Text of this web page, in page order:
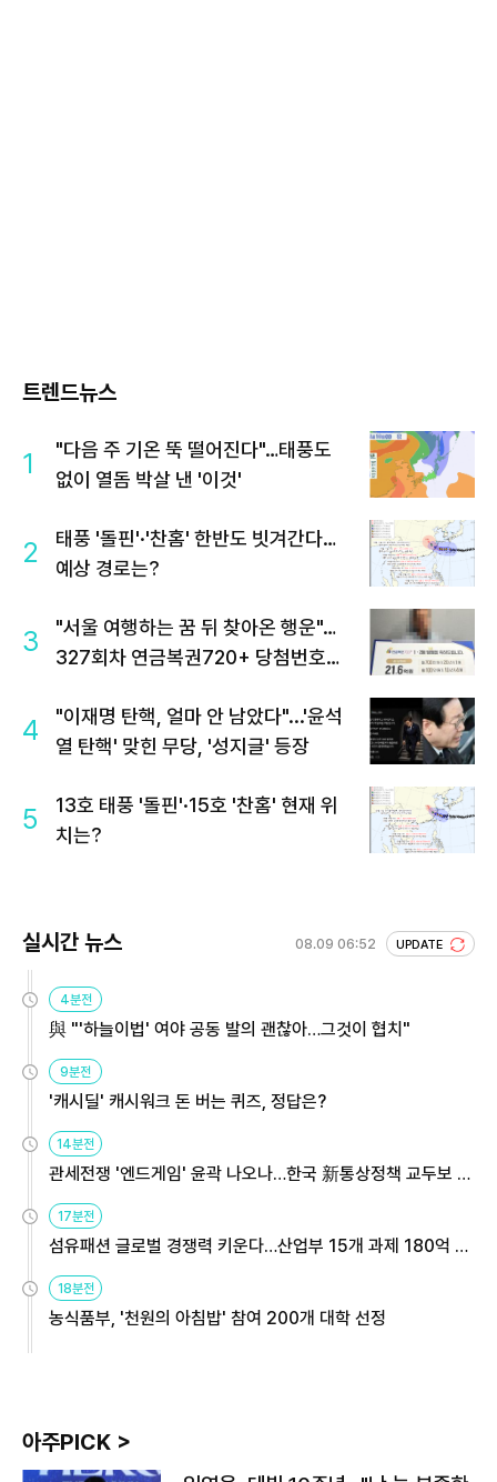
트렌드뉴스
1
"다음 주 기온 뚝 떨어진다"…태풍도
없이 열돔 박살 낸 '이것'
2
태풍 '돌핀'·'찬홈' 한반도 빗겨간다…
예상 경로는?
3
"서울 여행하는 꿈 뒤 찾아온 행운"…
327회차 연금복권720+ 당첨번호조
4
"이재명 탄핵, 얼마 안 남았다"...'윤석
열 탄핵' 맞힌 무당, '성지글' 등장
5
13호 태풍 '돌핀'·15호 '찬홈' 현재 위
치는?
실시간 뉴스 08.09 06:52 UPDATE
4분전
與 "'하늘이법' 여야 공동 발의 괜찮아…그것이 협치"
9분전
'캐시딜' 캐시워크 돈 버는 퀴즈, 정답은?
14분전
관세전쟁 '엔드게임' 윤곽 나오나…한국 新통상정책 교두보 활
17분전
섬유패션 글로벌 경쟁력 키운다…산업부 15개 과제 180억 지
18분전
농식품부, '천원의 아침밥' 참여 200개 대학 선정
아주PICK >